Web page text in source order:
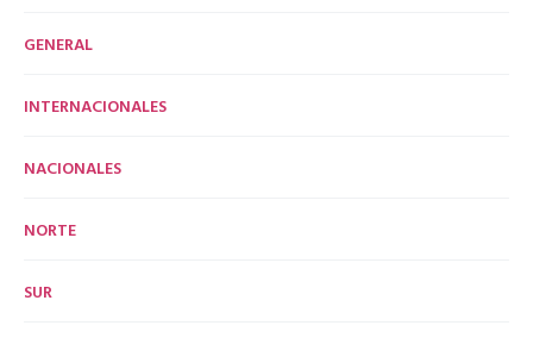
GENERAL
INTERNACIONALES
NACIONALES
NORTE
SUR